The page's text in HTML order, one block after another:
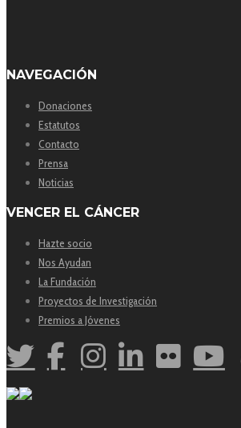
NAVEGACIÓN
Donaciones
Estatutos
Contacto
Prensa
Noticias
VENCER EL CÁNCER
Hazte socio
Nos Ayudan
La Fundación
Proyectos de Investigación
Premios a Jóvenes